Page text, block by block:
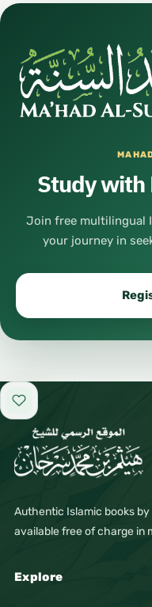
Study with
Join free multilingual
your journey in
Add to favorites
Authentic Islamic books
available free of charge in
Explore